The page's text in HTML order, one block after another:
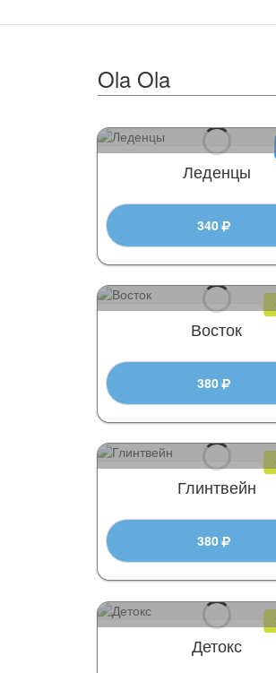
Ola Ola
Леденцы
340
Восток
380
Глинтвейн
380
Детокс